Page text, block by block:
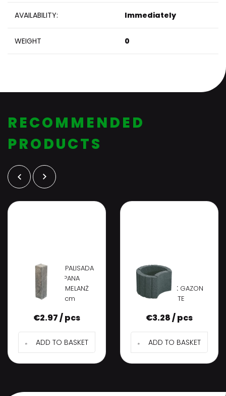
AVAILABILITY: Immediately
WEIGHT 0
RECOMMENDED
PRODUCTS
SEMMELROCK PALISADA
MISTO ŁUPANA
GRANITOWY MELANŻ
9/9/36 cm
€2.97 / pcs
ADD TO BASKET
SEMMELROCK GAZON
GRAPHITE
€3.28 / pcs
ADD TO BASKET